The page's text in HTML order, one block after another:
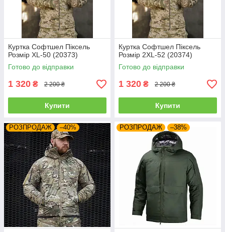
Куртка Софтшел Піксель
Розмір XL-50 (20373)
Готово до відправки
1 320 ₴ 2 200 ₴
Купити
Куртка Софтшел Піксель
Розмір 2XL-52 (20374)
Готово до відправки
1 320 ₴ 2 200 ₴
Купити
РОЗПРОДАЖ –40% РОЗПРОДАЖ –38%